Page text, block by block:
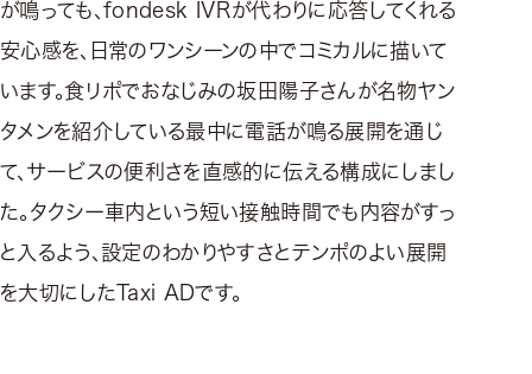
が鳴っても、fondesk IVRが代わりに応答してくれる
安心感を、日常のワンシーンの中でコミカルに描いて
います。食リポでおなじみの坂田陽子さんが名物ヤン
タメンを紹介している最中に電話が鳴る展開を通じ
て、サービスの便利さを直感的に伝える構成にしまし
た。タクシー車内という短い接触時間でも内容がすっ
と入るよう、設定のわかりやすさとテンポのよい展開
を大切にしたTaxi ADです。